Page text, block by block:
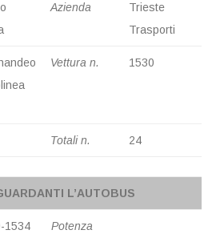
Azienda
Trieste
Trasporti
Vettura n. 1530
Totali n. 24
L’AUTOBUS
1534
Potenza